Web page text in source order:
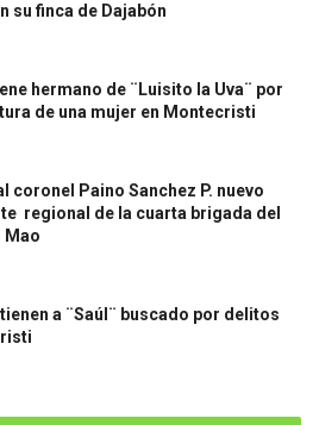
su finca de Dajabón
hermano de ¨Luisito la Uva¨ por
de una mujer en Montecristi
coronel Paino Sanchez P. nuevo
regional de la cuarta brigada del
Mao
a ¨Saúl¨ buscado por delitos